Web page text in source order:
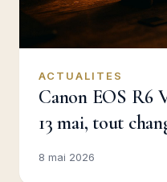
ACTUALITES
Canon EOS R6
13 mai, tout
8 mai 2026